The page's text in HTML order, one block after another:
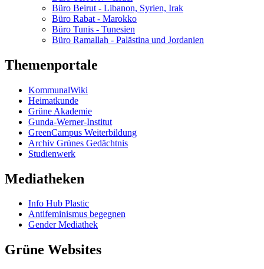
Büro Beirut - Libanon, Syrien, Irak
Büro Rabat - Marokko
Büro Tunis - Tunesien
Büro Ramallah - Palästina und Jordanien
Themenportale
KommunalWiki
Heimatkunde
Grüne Akademie
Gunda-Werner-Institut
GreenCampus Weiterbildung
Archiv Grünes Gedächtnis
Studienwerk
Mediatheken
Info Hub Plastic
Antifeminismus begegnen
Gender Mediathek
Grüne Websites